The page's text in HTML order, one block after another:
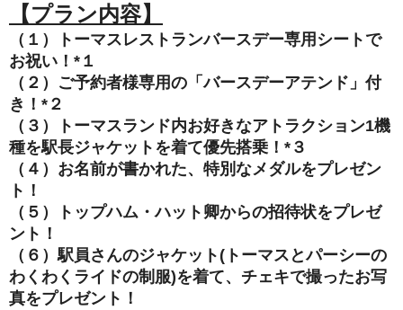
【プラン内容】
（１）トーマスレストランバースデー専用シートで
お祝い！*１
（２）ご予約者様専用の「バースデーアテンド」付
き！*２
（３）トーマスランド内お好きなアトラクション1機
種を駅長ジャケットを着て優先搭乗！*３
（４）お名前が書かれた、特別なメダルをプレゼン
ト！
（５）トップハム・ハット卿からの招待状をプレゼ
ント！
（６）駅員さんのジャケット(トーマスとパーシーの
わくわくライドの制服)を着て、チェキで撮ったお写
真をプレゼント！